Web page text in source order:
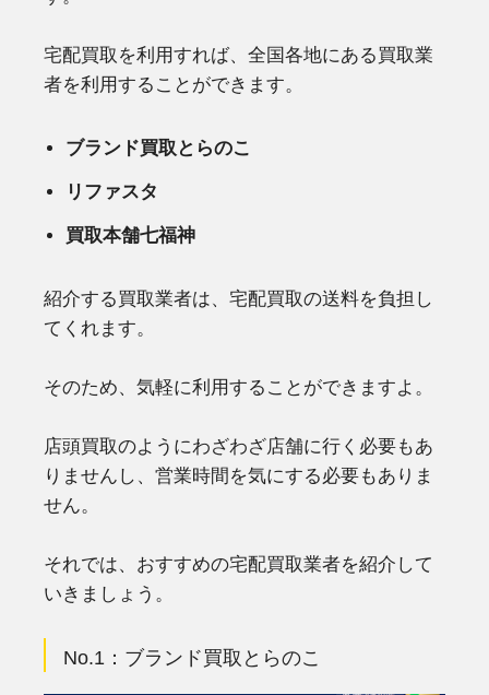
宅配買取を利用すれば、全国各地にある買取業
者を利用することができます。
ブランド買取とらのこ
リファスタ
買取本舗七福神
紹介する買取業者は、宅配買取の送料を負担し
てくれます。
そのため、気軽に利用することができますよ。
店頭買取のようにわざわざ店舗に行く必要もあ
りませんし、営業時間を気にする必要もありま
せん。
それでは、おすすめの宅配買取業者を紹介して
いきましょう。
No.1：ブランド買取とらのこ